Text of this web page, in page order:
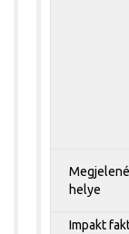
helye
Impakt